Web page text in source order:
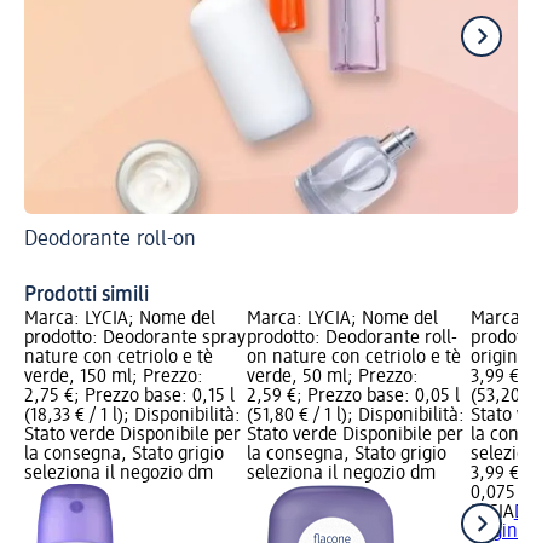
Deodorante roll-on
Prodotti simili
Marca: LYCIA; Nome del
prodotto: Deodorante spray
nature con cetriolo e tè
verde, 150 ml; Prezzo:
2,75 €; Prezzo base: 0,15 l
(18,33 € / 1 l); Disponibilità:
Stato verde Disponibile per
la consegna, Stato grigio
seleziona il negozio dm
Marca: LYCIA; Nome del
prodotto: Deodorante roll-
on nature con cetriolo e tè
verde, 50 ml; Prezzo:
2,59 €; Prezzo base: 0,05 l
(51,80 € / 1 l); Disponibilità:
Stato verde Disponibile per
la consegna, Stato grigio
seleziona il negozio dm
Marca:
original,
3,99 €;
(53,20
Stato
la
3,99 €
0,075 l
LYCIA